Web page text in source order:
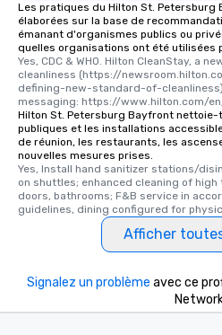
Les pratiques du Hilton St.
élaborées sur la base de
émanant d'organismes publics ou
quelles organisations ont été utilisées
Yes, CDC & WHO. Hilton CleanStay, a
cleanliness (https://
defining-new-standard-of-
messaging: https://www.hilton.com/
Hilton St. Petersburg Bayfront
publiques et les installations
de réunion, les restaurants, les
nouvelles mesures prises.
Yes, Install hand sanitizer stations/
on shuttles; enhanced cleaning of
doors, bathrooms; F&B service in
guidelines, dining configured for
Afficher
Signalez un problème avec ce